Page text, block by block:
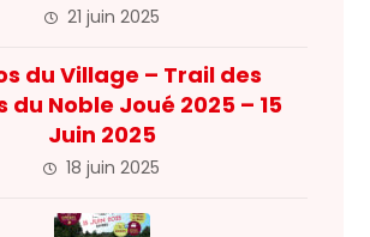
21 juin 2025
du Village – Trail des
du Noble Joué 2025 – 15
Juin 2025
18 juin 2025